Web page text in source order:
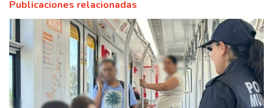
Publicaciones relacionadas